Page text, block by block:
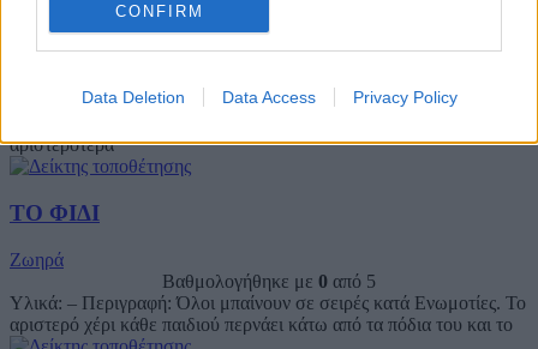
CONFIRM
Data Deletion Data Access Privacy Policy
΄Ησυχα
Υλικά : – Περιγραφή: Όλοι είναι γονατιστοί, ακουμπούν τα δυο
αριστερότερα
ΤΟ ΦΙΔΙ
Ζωηρά
Βαθμολογήθηκε με 0 από 5
Υλικά: – Περιγραφή: Όλοι μπαίνουν σε σειρές κατά Ενωμοτίες. Το
αριστερό χέρι κάθε παιδιού περνάει κάτω από τα πόδια του και το